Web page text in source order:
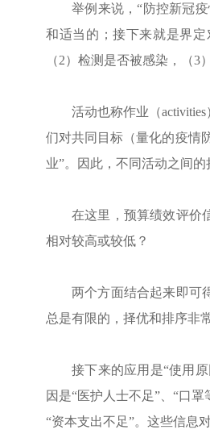
举例来说，“防控新冠
和适当的；接下来就是界
（2）检测是否被感染，（3
活动也称作业（activities
们对共同目标（量化的疫情
业”。因此，不同活动之间
在这里，预算绩效评价
相对较高或较低？
两个方面结合起来即可
总是有限的，择优和排序非
接下来的应用是“使用
因是“医护人士不足”、“口
“资本支出不足”。这些信息